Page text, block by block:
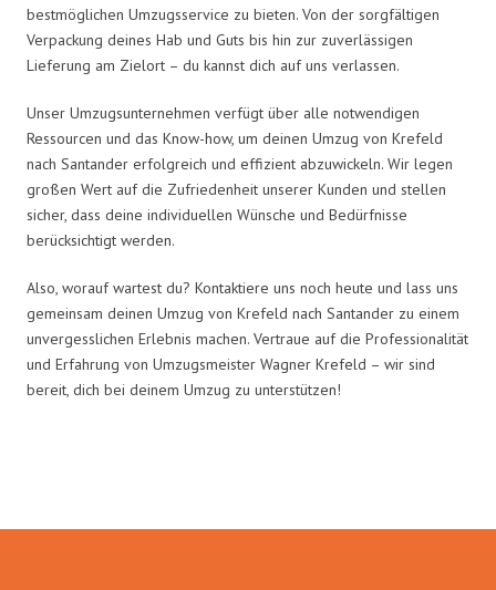
bestmöglichen Umzugsservice zu bieten. Von der sorgfältigen
Verpackung deines Hab und Guts bis hin zur zuverlässigen
Lieferung am Zielort – du kannst dich auf uns verlassen.
Unser Umzugsunternehmen verfügt über alle notwendigen
Ressourcen und das Know-how, um deinen Umzug von Krefeld
nach Santander erfolgreich und effizient abzuwickeln. Wir legen
großen Wert auf die Zufriedenheit unserer Kunden und stellen
sicher, dass deine individuellen Wünsche und Bedürfnisse
berücksichtigt werden.
Also, worauf wartest du? Kontaktiere uns noch heute und lass uns
gemeinsam deinen Umzug von Krefeld nach Santander zu einem
unvergesslichen Erlebnis machen. Vertraue auf die Professionalität
und Erfahrung von Umzugsmeister Wagner Krefeld – wir sind
bereit, dich bei deinem Umzug zu unterstützen!